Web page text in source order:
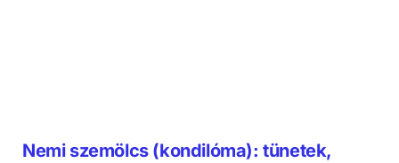
Nemi szemölcs (kondilóma): tünetek,